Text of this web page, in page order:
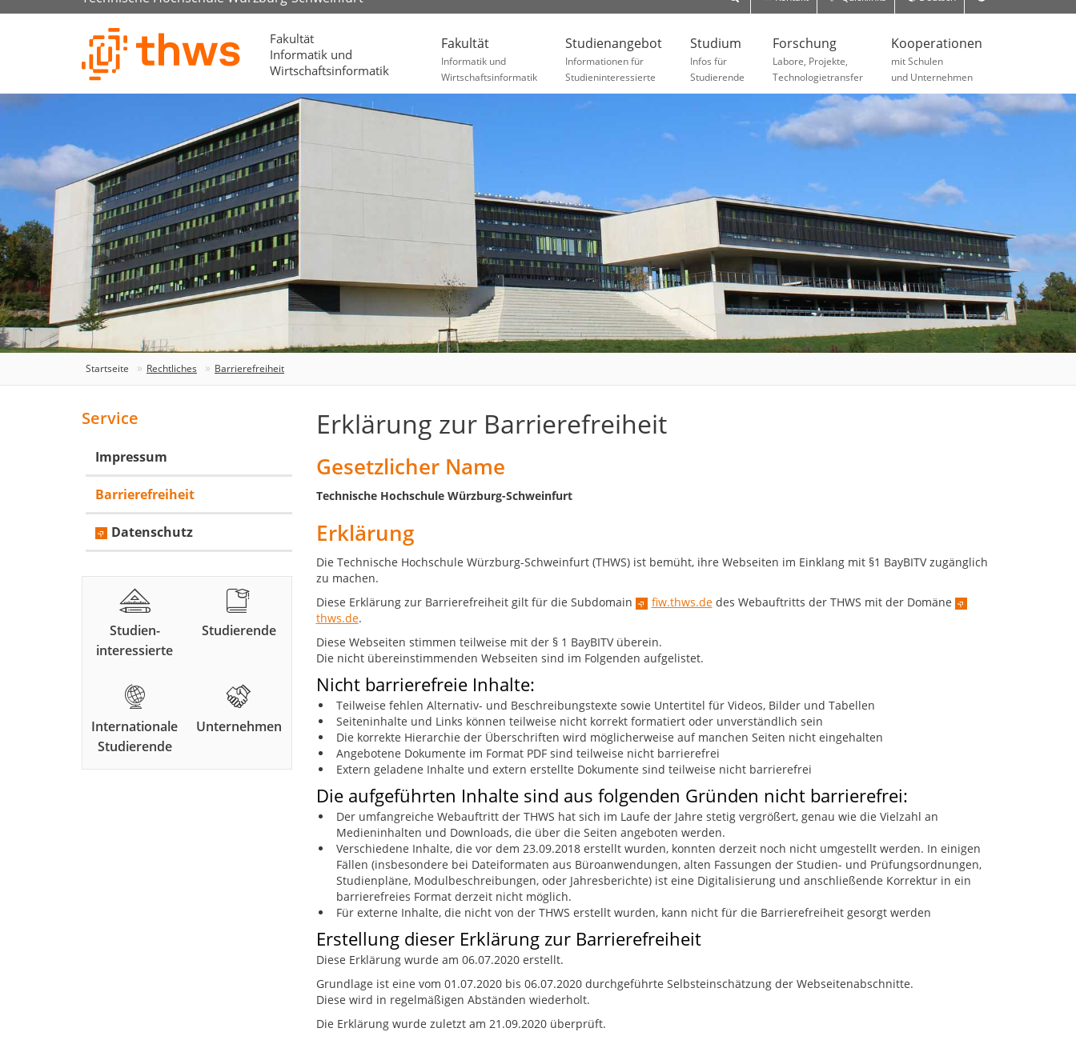
Fakultät
Informatik und
Wirtschaftsinformatik
Fakultät
Informatik und
Wirtschaftsinformatik
Studienangebot
Informationen für
Studieninteressierte
Studium
Infos für
Studierende
Forschung
Labore, Projekte,
Technologietransfer
Kooperationen
mit Schulen
und Unternehmen
Startseite Rechtliches Barrierefreiheit
Erklärung zur Barrierefreiheit
Gesetzlicher Name
Technische Hochschule Würzburg-Schweinfurt
Erklärung
Die Technische Hochschule Würzburg-Schweinfurt (THWS) ist bemüht, ihre Webseiten im Einklang mit §1 BayBITV zugänglich
zu machen.
Diese Erklärung zur Barrierefreiheit gilt für die Subdomain
fiw.thws.dedes Webauftritts der THWS mit der Domäne
thws.de.
Diese Webseiten stimmen teilweise mit der § 1 BayBITV überein.
Die nicht übereinstimmenden Webseiten sind im Folgenden aufgelistet.
Nicht barrierefreie Inhalte:
Teilweise fehlen Alternativ- und Beschreibungstexte sowie Untertitel für Videos, Bilder und Tabellen
Seiteninhalte und Links können teilweise nicht korrekt formatiert oder unverständlich sein
Die korrekte Hierarchie der Überschriften wird möglicherweise auf manchen Seiten nicht eingehalten
Angebotene Dokumente im Format PDF sind teilweise nicht barrierefrei
Extern geladene Inhalte und extern erstellte Dokumente sind teilweise nicht barrierefrei
Die aufgeführten Inhalte sind aus folgenden Gründen nicht barrierefrei:
Der umfangreiche Webauftritt der THWS hat sich im Laufe der Jahre stetig vergrößert, genau wie die Vielzahl an
Medieninhalten und Downloads, die über die Seiten angeboten werden.
Verschiedene Inhalte, die vor dem 23.09.2018 erstellt wurden, konnten derzeit noch nicht umgestellt werden. In einigen
Fällen (insbesondere bei Dateiformaten aus Büroanwendungen, alten Fassungen der Studien- und Prüfungsordnungen,
Studienpläne, Modulbeschreibungen, oder Jahresberichte) ist eine Digitalisierung und anschließende Korrektur in ein
barrierefreies Format derzeit nicht möglich.
Für externe Inhalte, die nicht von der THWS erstellt wurden, kann nicht für die Barrierefreiheit gesorgt werden
Erstellung dieser Erklärung zur Barrierefreiheit
Diese Erklärung wurde am 06.07.2020 erstellt.
Grundlage ist eine vom 01.07.2020 bis 06.07.2020 durchgeführte Selbsteinschätzung der Webseitenabschnitte.
Diese wird in regelmäßigen Abständen wiederholt.
Die Erklärung wurde zuletzt am 21.09.2020 überprüft.
Service
Impressum
Barrierefreiheit
Datenschutz
Studien-
interessierte
Studierende
Internationale
Studierende
Unternehmen